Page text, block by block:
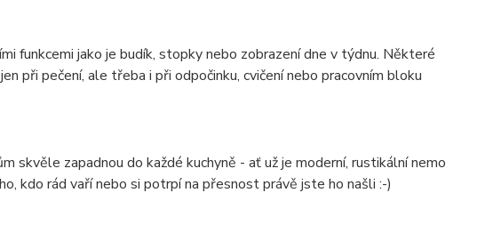
funkcemi jako je budík, stopky nebo zobrazení dne v týdnu. Některé
při pečení, ale třeba i při odpočinku, cvičení nebo pracovním bloku
skvěle zapadnou do každé kuchyně - ať už je moderní, rustikální nemo
kdo rád vaří nebo si potrpí na přesnost právě jste ho našli :-)